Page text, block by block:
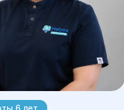
Разработка
основе
план
включать
терапию,
6 лет